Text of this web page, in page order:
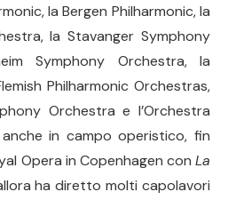
la Bergen Philharmonic, la
la Stavanger Symphony
Symphony Orchestra, la
Philharmonic Orchestras,
Orchestra e l’Orchestra
in campo operistico, fin
Opera in Copenhagen con La
ha diretto molti capolavori